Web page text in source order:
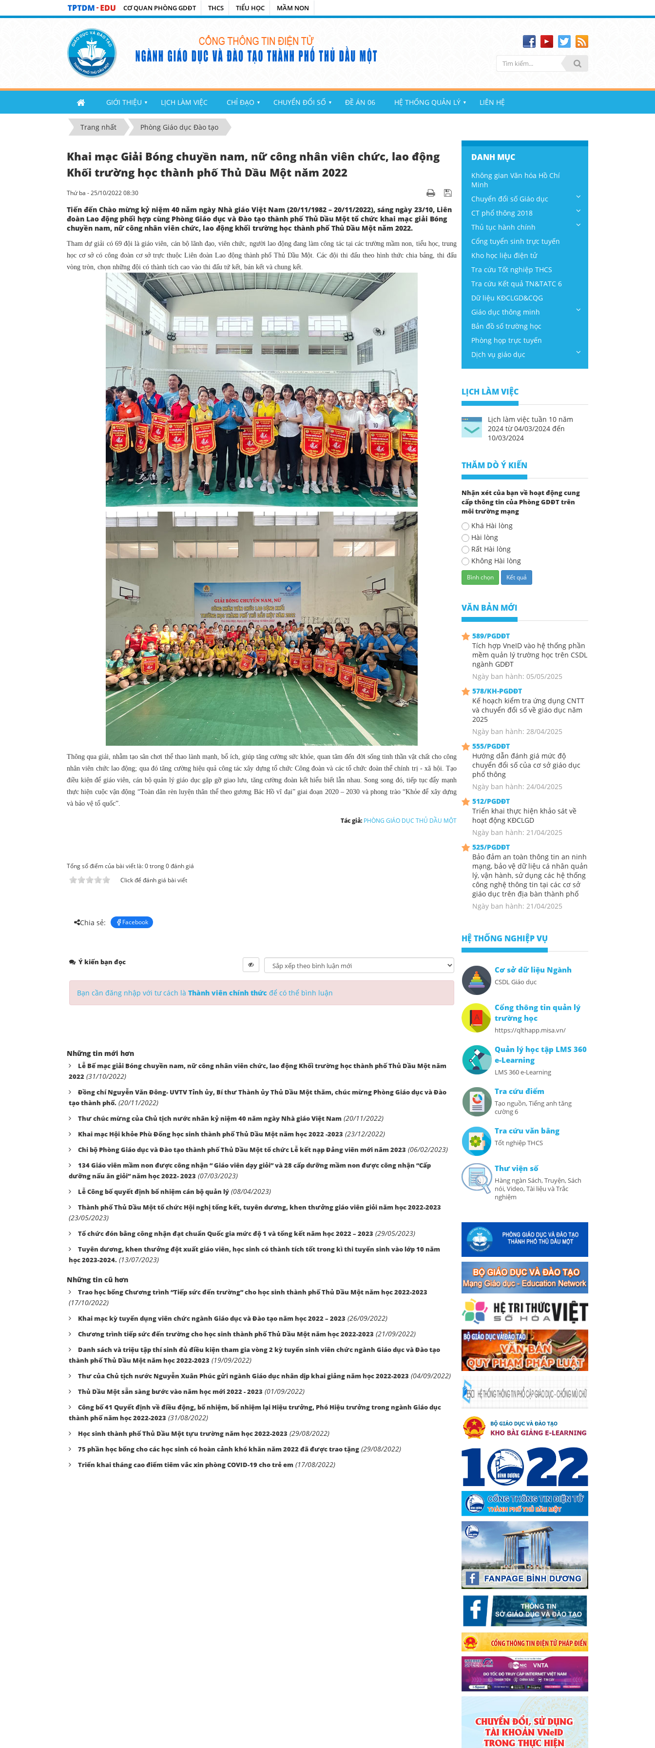
CƠ QUAN PHÒNG GDĐT THCS TIỂU HỌC MẦM NON
GIỚI THIỆU ▼ LỊCH LÀM VIỆC CHỈ ĐẠO ▼ CHUYỂN ĐỔI SỐ ▼ ĐỀ ÁN 06 HỆ THỐNG QUẢN LÝ ▼ LIÊN HỆ
Trang nhất Phòng Giáo dục Đào tạo
Khai mạc Giải Bóng chuyền nam, nữ công nhân viên chức, lao động
Khối trường học thành phố Thủ Dầu Một năm 2022
Thứ ba - 25/10/2022 08:30
Tiến đến Chào mừng kỷ niệm 40 năm ngày Nhà giáo Việt Nam (20/11/1982 – 20/11/2022), sáng ngày 23/10, Liên
đoàn Lao động phối hợp cùng Phòng Giáo dục và Đào tạo thành phố Thủ Dầu Một tổ chức khai mạc giải Bóng
chuyền nam, nữ công nhân viên chức, lao động khối trường học thành phố Thủ Dầu Một năm 2022.
Tham dự giải có 69 đội là giáo viên, cán bộ lãnh đạo, viên chức, người lao động đang làm công tác tại các trường mầm non, tiểu học, trung
học cơ sở có công đoàn cơ sở trực thuộc Liên đoàn Lao động thành phố Thủ Dầu Một. Các đội thi đấu theo hình thức chia bảng, thi đấu
vòng tròn, chọn những đội có thành tích cao vào thi đấu tứ kết, bán kết và chung kết.
Thông qua giải, nhằm tạo sân chơi thể thao lành mạnh, bổ ích, giúp tăng cường sức khỏe, quan tâm đến đời sống tinh thần vật chất cho công
nhân viên chức lao động; qua đó tăng cường hiệu quả công tác xây dựng tổ chức Công đoàn và các tổ chức đoàn thể chính trị - xã hội. Tạo
điều kiện để giáo viên, cán bộ quản lý giáo dục gặp gỡ giao lưu, tăng cường đoàn kết hiểu biết lẫn nhau. Song song đó, tiếp tục đẩy mạnh
thực hiện cuộc vận động “Toàn dân rèn luyện thân thể theo gương Bác Hồ vĩ đại” giai đoạn 2020 – 2030 và phong trào “Khỏe để xây dựng
và bảo vệ tổ quốc”.
Tác giả: PHÒNG GIÁO DỤC THỦ DẦU MỘT
Tổng số điểm của bài viết là: 0 trong 0 đánh giá
Click để đánh giá bài viết
Chia sẻ: Facebook
Ý kiến bạn đọc
Bạn cần đăng nhập với tư cách là Thành viên chính thức để có thể bình luận
Những tin mới hơn
Lễ Bế mạc giải Bóng chuyền nam, nữ công nhân viên chức, lao động Khối trường học thành phố Thủ Dầu Một năm
2022 (31/10/2022)
Đồng chí Nguyễn Văn Đông- UVTV Tỉnh ủy, Bí thư Thành ủy Thủ Dầu Một thăm, chúc mừng Phòng Giáo dục và Đào
tạo thành phố. (20/11/2022)
Thư chúc mừng của Chủ tịch nước nhân kỷ niệm 40 năm ngày Nhà giáo Việt Nam (20/11/2022)
Khai mạc Hội khỏe Phù Đổng học sinh thành phố Thủ Dầu Một năm học 2022 -2023 (23/12/2022)
Chi bộ Phòng Giáo dục và Đào tạo thành phố Thủ Dầu Một tổ chức Lễ kết nạp Đảng viên mới năm 2023 (06/02/2023)
134 Giáo viên mầm non được công nhận “ Giáo viên dạy giỏi” và 28 cấp dưỡng mầm non được công nhận “Cấp
dưỡng nấu ăn giỏi” năm học 2022- 2023 (07/03/2023)
Lễ Công bố quyết định bổ nhiệm cán bộ quản lý (08/04/2023)
Thành phố Thủ Dầu Một tổ chức Hội nghị tổng kết, tuyên dương, khen thưởng giáo viên giỏi năm học 2022-2023
(23/05/2023)
Tổ chức đón bằng công nhận đạt chuẩn Quốc gia mức độ 1 và tổng kết năm học 2022 – 2023 (29/05/2023)
Tuyên dương, khen thưởng đột xuất giáo viên, học sinh có thành tích tốt trong kì thi tuyển sinh vào lớp 10 năm
học 2023-2024. (13/07/2023)
Những tin cũ hơn
Trao học bổng Chương trình “Tiếp sức đến trường” cho học sinh thành phố Thủ Dầu Một năm học 2022-2023
(17/10/2022)
Khai mạc kỳ tuyển dụng viên chức ngành Giáo dục và Đào tạo năm học 2022 – 2023 (26/09/2022)
Chương trình tiếp sức đến trường cho học sinh thành phố Thủ Dầu Một năm học 2022-2023 (21/09/2022)
Danh sách và triệu tập thí sinh đủ điều kiện tham gia vòng 2 kỳ tuyển sinh viên chức ngành Giáo dục và Đào tạo
thành phố Thủ Dầu Một năm học 2022-2023 (19/09/2022)
Thư của Chủ tịch nước Nguyễn Xuân Phúc gửi ngành Giáo dục nhân dịp khai giảng năm học 2022-2023 (04/09/2022)
Thủ Dầu Một sẵn sàng bước vào năm học mới 2022 - 2023 (01/09/2022)
Công bố 41 Quyết định về điều động, bổ nhiệm, bổ nhiệm lại Hiệu trưởng, Phó Hiệu trưởng trong ngành Giáo dục
thành phố năm học 2022-2023 (31/08/2022)
Học sinh thành phố Thủ Dầu Một tựu trường năm học 2022-2023 (29/08/2022)
75 phần học bổng cho các học sinh có hoàn cảnh khó khăn năm 2022 đã được trao tặng (29/08/2022)
Triển khai tháng cao điểm tiêm vắc xin phòng COVID-19 cho trẻ em (17/08/2022)
DANH MỤC
Không gian Văn hóa Hồ Chí
Minh
Chuyển đổi số Giáo dục
CT phổ thông 2018
Thủ tục hành chính
Cổng tuyển sinh trực tuyến
Kho học liệu điện tử
Tra cứu Tốt nghiệp THCS
Tra cứu Kết quả TN&TATC 6
Dữ liệu KĐCLGD&CQG
Giáo dục thông minh
Bản đồ số trường học
Phòng họp trực tuyến
Dịch vụ giáo dục
LỊCH LÀM VIỆC
Lịch làm việc tuần 10 năm
2024 từ 04/03/2024 đến
10/03/2024
THĂM DÒ Ý KIẾN
Nhận xét của bạn về hoạt động cung
cấp thông tin của Phòng GDĐT trên
môi trường mạng
Khá Hài lòng
Hài lòng
Rất Hài lòng
Không Hài lòng
VĂN BẢN MỚI
589/PGDĐT
Tích hợp VneID vào hệ thống phần
mềm quản lý trường học trên CSDL
ngành GDĐT
Ngày ban hành: 05/05/2025
578/KH-PGDĐT
Kế hoạch kiểm tra ứng dụng CNTT
và chuyển đổi số về giáo dục năm
2025
Ngày ban hành: 28/04/2025
555/PGDĐT
Hướng dẫn đánh giá mức độ
chuyển đổi số của cơ sở giáo dục
phổ thông
Ngày ban hành: 24/04/2025
512/PGDĐT
Triển khai thực hiện khảo sát về
hoạt động KĐCLGD
Ngày ban hành: 21/04/2025
525/PGDĐT
Bảo đảm an toàn thông tin an ninh
mạng, bảo vệ dữ liệu cá nhân quản
lý, vận hành, sử dụng các hệ thống
công nghệ thông tin tại các cơ sở
giáo dục trên địa bàn thành phố
Ngày ban hành: 21/04/2025
HỆ THỐNG NGHIỆP VỤ
Cơ sở dữ liệu Ngành
CSDL Giáo dục
Cổng thông tin quản lý
trường học
https://qlthapp.misa.vn/
Quản lý học tập LMS 360
e-Learning
LMS 360 e-Learning
Tra cứu điểm
Tạo nguồn, Tiếng anh tăng
cường 6
Tra cứu văn bằng
Tốt nghiệp THCS
Thư viện số
Hàng ngàn Sách, Truyện, Sách
nói, Video, Tài liệu và Trắc
nghiệm